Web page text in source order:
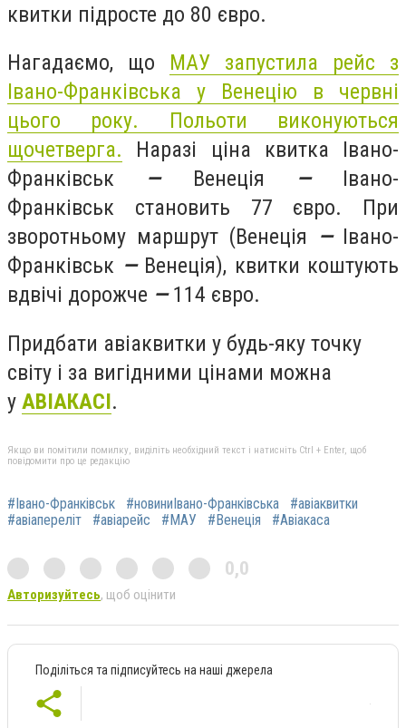
квитки підросте до 80 євро.
Нагадаємо, що МАУ запустила рейс з
Івано-Франківська у Венецію в червні
цього року. Польоти виконуються
щочетверга. Наразі ціна квитка Івано-
Франківськ — Венеція — Івано-
Франківськ становить 77 євро. При
зворотньому маршрут (Венеція
—Івано-
Франківськ —Венеція), квитки коштують
вдвічі дорожче —114 євро.
Придбати авіаквитки у будь-яку точку
світу і за вигідними цінами можна
у АВІАКАСІ.
Якщо ви помітили помилку, виділіть необхідний текст і натисніть Ctrl + Enter, щоб
повідомити про це редакцію
#Івано-Франківськ #новиниІвано-Франківська
#авіаквитки
#авіапереліт
#авіарейс #МАУ #Венеція #Авіакаса
0,0
Авторизуйтесь, щоб оцінити
Поділіться та підписуйтесь на наші джерела